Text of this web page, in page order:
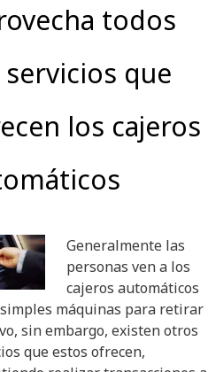
todos
servicios que
los cajeros
Generalmente las
personas ven a los
cajeros automáticos
máquinas para retirar
sin embargo, existen otros
que estos ofrecen,